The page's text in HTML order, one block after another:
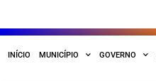
INÍCIO MUNICÍPIO GOVERNO